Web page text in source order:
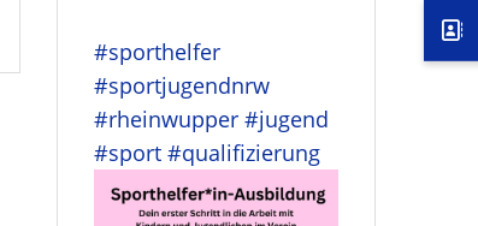
#sporthelfer
#sportjugendnrw
#rheinwupper #jugend
#sport #qualifizierung